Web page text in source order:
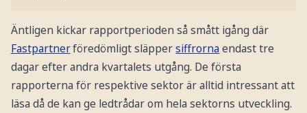
Äntligen kickar rapportperioden så smått igång där
Fastpartnerföredömligt släppersiffrornaendast tre
dagar efter andra kvartalets utgång. De första
rapporterna för respektive sektor är alltid intressant att
läsa då de kan ge ledtrådar om hela sektorns utveckling.